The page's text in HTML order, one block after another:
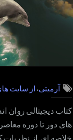
آرمیتی, از سایت
کتاب دیجیتالی روان
های دور تا دوره
خلاصه ای از نظریات